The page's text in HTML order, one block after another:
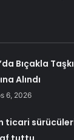
Bıçakla
Alındı
6, 2026
ticari